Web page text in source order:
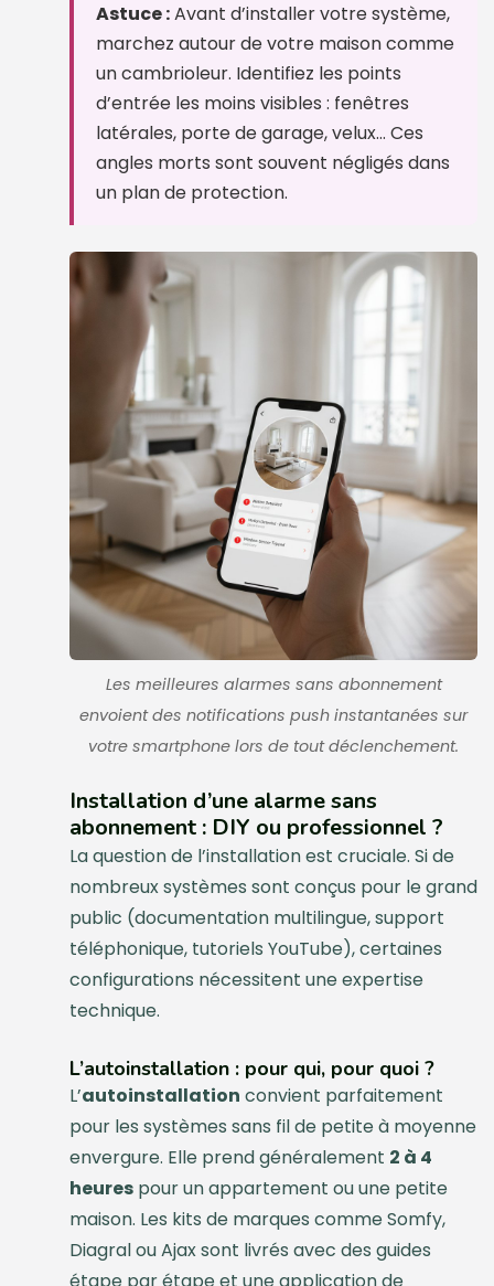
Astuce :Avant d’installer votre système,
marchez autour de votre maison comme
un cambrioleur. Identifiez les points
d’entrée les moins visibles : fenêtres
latérales, porte de garage, velux… Ces
angles morts sont souvent négligés dans
un plan de protection.
Les meilleures alarmes sans abonnement
envoient des notifications push instantanées sur
votre smartphone lors de tout déclenchement.
Installation d’une alarme sans
abonnement : DIY ou professionnel ?
La question de l’installation est cruciale. Si de
nombreux systèmes sont conçus pour le grand
public (documentation multilingue, support
téléphonique, tutoriels YouTube), certaines
configurations nécessitent une expertise
technique.
L’autoinstallation : pour qui, pour quoi ?
L’autoinstallation convient parfaitement
pour les systèmes sans fil de petite à moyenne
envergure. Elle prend généralement 2 à 4
heures pour un appartement ou une petite
maison. Les kits de marques comme Somfy,
Diagral ou Ajax sont livrés avec des guides